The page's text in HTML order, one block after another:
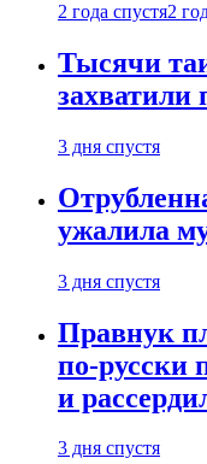
2 года спустя2
Тысячи
захватили
3 дня спустя
ужалила
3 дня спустя
Правнук
по-русски
и
3 дня спустя